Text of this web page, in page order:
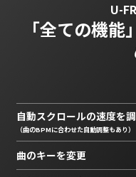
U-
「全ての機能
自動スクロールの速度を
（曲のBPMに合わせた自動調整もあり）
曲のキーを変更